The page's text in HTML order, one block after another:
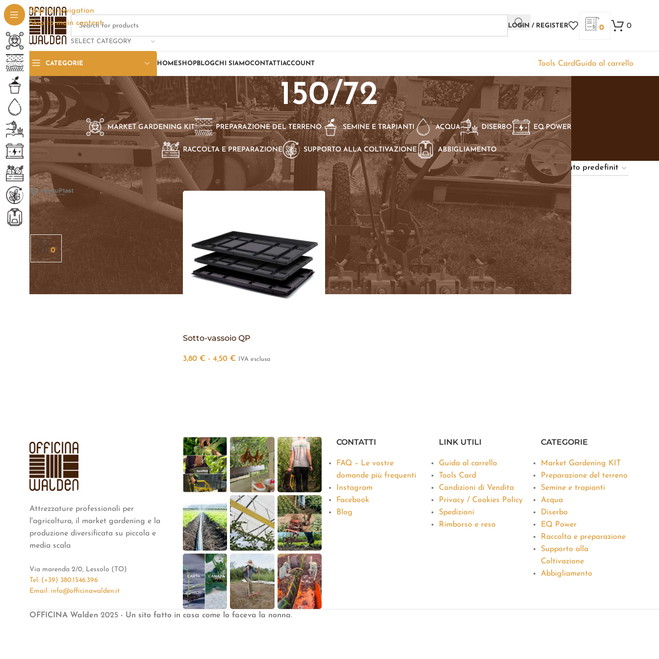
Skip to navigation
Skip to main content
SELECT CATEGORY
LOGIN / REGISTER 0 0
CATEGORIE HOMESHOP BLOGCHI SIAMOCONTATTI ACCOUNT Tools CardGuida al carrello
150/72
MARKET GARDENING KIT PREPARAZIONE DEL TERRENO SEMINE E TRAPIANTI ACQUA DISERBO EQ POWER
RACCOLTA E PREPARAZIONE SUPPORTO ALLA COLTIVAZIONE ABBIGLIAMENTO
SELEZIONE PER BRAND
Herkuplast
0
Home Prodotto Alveoli (N.) / 150/72 Show 18 24
Sotto-vassoio QP
3,80 € - 4,50 € IVA esclusa
Attrezzature professionali per
l'agricoltura, il market gardening e la
produzione diversificata su piccola e
media scala
Via marenda 2/0, Lessolo (TO)
Tel: (+39) 380.1546.396
Email: info@officinawalden.it
CONTATTI
FAQ – Le vostre
domande più frequenti
Instagram
Facebook
Blog
LINK UTILI
Guida al carrello
Tools Card
Condizioni di Vendita
Privacy / Cookies Policy
Spedizioni
Rimborso e reso
CATEGORIE
Market Gardening KIT
Preparazione del terreno
Semine e trapianti
Acqua
Diserbo
EQ Power
Raccolta e preparazione
Supporto alla
Coltivazione
Abbigliamento
OFFICINA Walden 2025 - Un sito fatto in casa come lo faceva la nonna.